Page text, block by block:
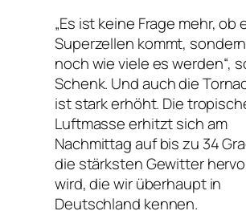
„Es ist keine Frage mehr, ob
Superzellen kommt,
noch wie viele es werden“,
Schenk. Und auch die
ist stark erhöht. Die
Luftmasse erhitzt sich am
Nachmittag auf bis zu 34
die stärksten Gewitter
wird, die wir überhaupt in
Deutschland kennen.